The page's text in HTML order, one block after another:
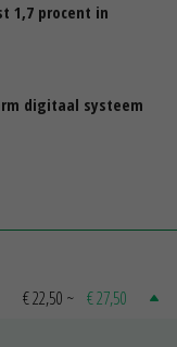
1,7 procent in
digitaal systeem
€ 22,50 ~ € 27,50